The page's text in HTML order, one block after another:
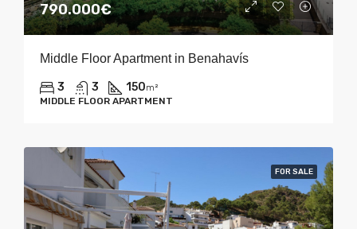
790.000€
Middle Floor Apartment in Benahavís
3 3 150m²
MIDDLE FLOOR APARTMENT
FOR SALE